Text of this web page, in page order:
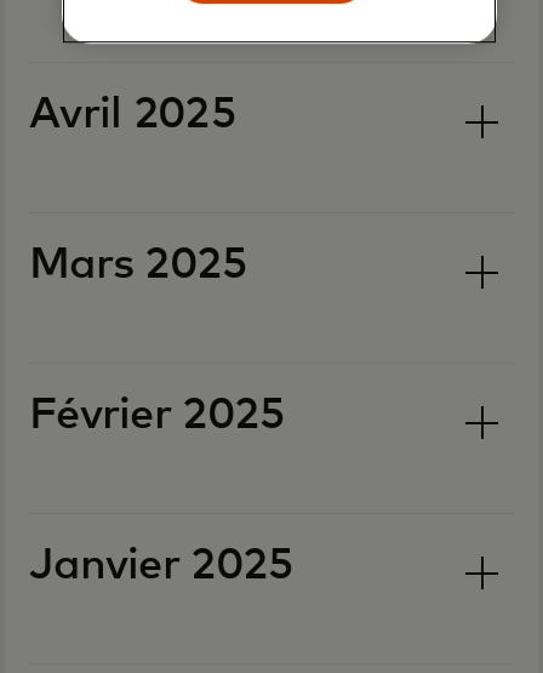
Avril 2025
Mars 2025
Février 2025
Janvier 2025